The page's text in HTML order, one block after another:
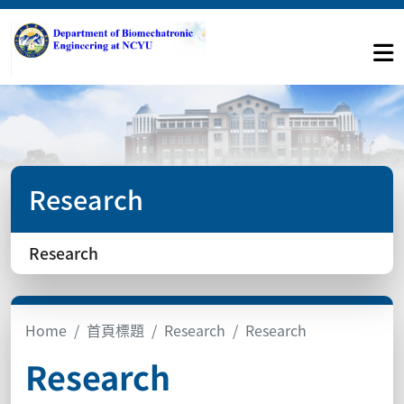
Research
Research
Home 首頁標題 Research Research
Research